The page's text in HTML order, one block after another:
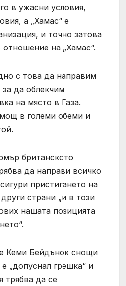
в ужасни условия,
а „Хамас“ е
и точно затова
на „Хамас“.
с това да направим
да облекчим
на място в Газа.
в големи обеми и
британското
да направи всичко
пристигането на
страни „и в този
нашата позицията
Кеми Бейдънок снощи
„допуснал грешка“ и
трябва да се